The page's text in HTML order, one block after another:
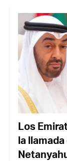
Los
la